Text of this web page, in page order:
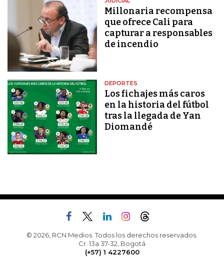
Millonaria recompensa
que ofrece Cali para
capturar a responsables
de incendio
DEPORTES
Los fichajes más caros
en la historia del fútbol
tras la llegada de Yan
Diomandé
© 2026, RCN Medios. Todos los derechos reservados.
Cr. 13a 37-32, Bogotá
(+57) 1 4227600